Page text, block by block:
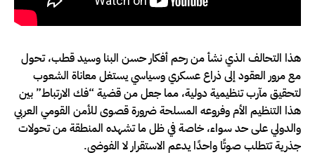
هذا التحالف الذي نشأ من رحم أفكار حسن البنا وسيد قطب، تحول
مع مرور العقود إلى ذراع عسكري وسياسي يستغل معاناة الشعوب
لتحقيق مآرب تنظيمية دولية، مما جعل من قضية “فك الارتباط” بين
هذا التنظيم الأم وفروعه المسلحة ضرورة قصوى للأمن القومي العربي
والدولي على حد سواء، خاصة في ظل ما تشهده المنطقة من تحولات
جذرية تتطلب صوتًا واحدًا يدعم الاستقرار لا الفوضى.